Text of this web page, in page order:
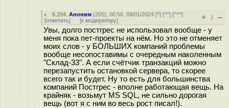
6.204 ,Аноним (205), 00:56, 09/01/2024 [^] [^^] [^^^]
[ответить] [к модератору] + / –
Увы, долго постгрес не использовал вообще - у
меня пока пет-проекты на нём. Но это не отменяет
моих слов - у БОЛЬШИХ компаний проблемы
вообще несопоставимы с очередным наколенным
"Склад-33". А если счётчик транзакций можно
перезапустить остановкой сервера, то скорее
всего так и будет. Ну то есть для большинства
компаний Постгрес - вполне работающая вещь. На
крайняк - возьмут MS SQL, не сильно дорогая
вещь (вот я с ним во весь рост писал!).